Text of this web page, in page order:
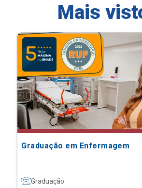
Mais
Graduação em Enfermagem
Graduação